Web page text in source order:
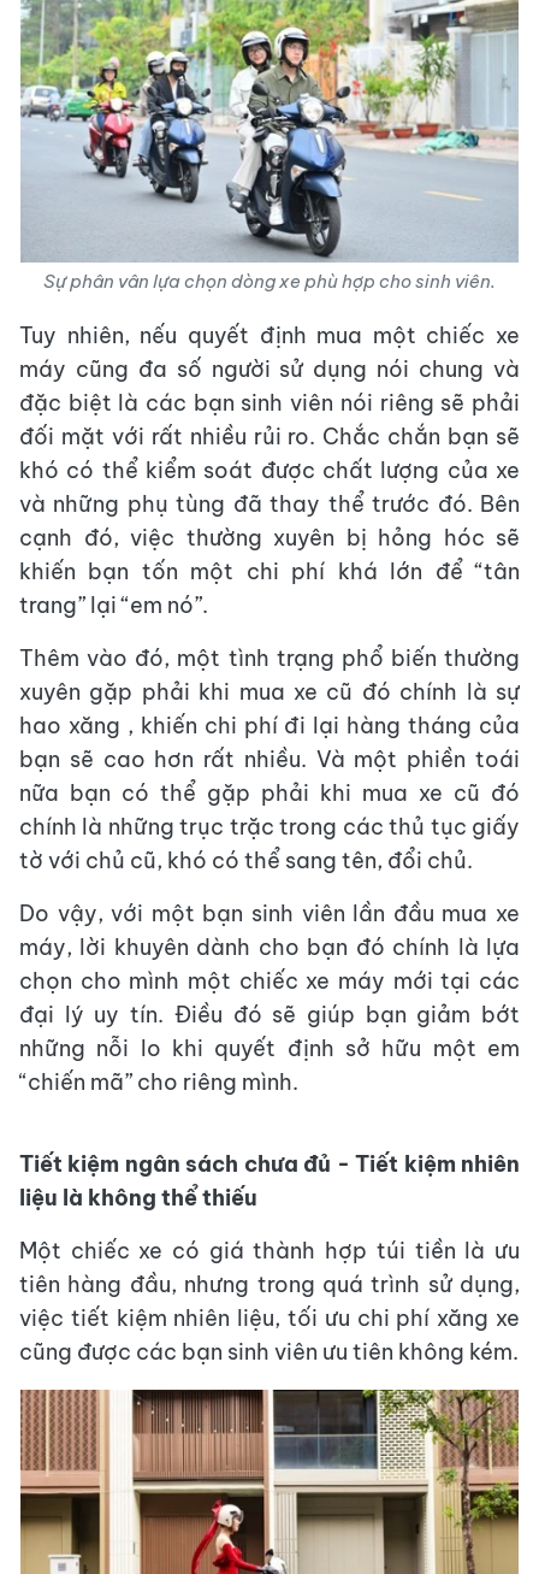
Sự phân vân lựa chọn dòng xe phù hợp cho sinh viên.
Tuy nhiên, nếu quyết định mua một chiếc xe
máy cũng đa số người sử dụng nói chung và
đặc biệt là các bạn sinh viên nói riêng sẽ phải
đối mặt với rất nhiều rủi ro. Chắc chắn bạn sẽ
khó có thể kiểm soát được chất lượng của xe
và những phụ tùng đã thay thể trước đó. Bên
cạnh đó, việc thường xuyên bị hỏng hóc sẽ
khiến bạn tốn một chi phí khá lớn để “tân
trang” lại “em nó”.
Thêm vào đó, một tình trạng phổ biến thường
xuyên gặp phải khi mua xe cũ đó chính là sự
hao xăng , khiến chi phí đi lại hàng tháng của
bạn sẽ cao hơn rất nhiều. Và một phiền toái
nữa bạn có thể gặp phải khi mua xe cũ đó
chính là những trục trặc trong các thủ tục giấy
tờ với chủ cũ, khó có thể sang tên, đổi chủ.
Do vậy, với một bạn sinh viên lần đầu mua xe
máy, lời khuyên dành cho bạn đó chính là lựa
chọn cho mình một chiếc xe máy mới tại các
đại lý uy tín. Điều đó sẽ giúp bạn giảm bớt
những nỗi lo khi quyết định sở hữu một em
“chiến mã” cho riêng mình.
Tiết kiệm ngân sách chưa đủ - Tiết kiệm nhiên
liệu là không thể thiếu
Một chiếc xe có giá thành hợp túi tiền là ưu
tiên hàng đầu, nhưng trong quá trình sử dụng,
việc tiết kiệm nhiên liệu, tối ưu chi phí xăng xe
cũng được các bạn sinh viên ưu tiên không kém.